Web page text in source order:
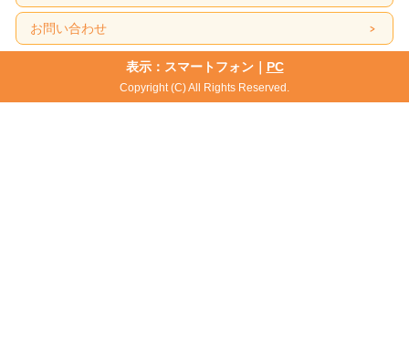
お問い合わせ
表示：スマートフォン｜ PC
Copyright (C) All Rights Reserved.